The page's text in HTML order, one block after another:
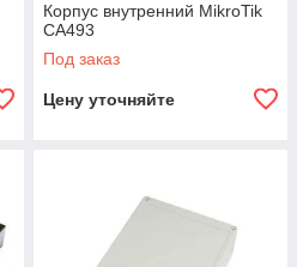
Корпус внутренний MikroTik
CA493
Под заказ
Цену уточняйте